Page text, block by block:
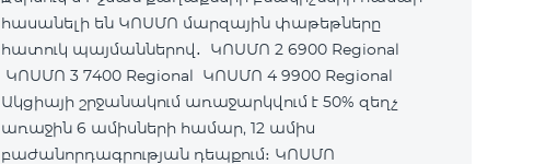
հասանելի են ԿՈՍՄՈ մարզային փաթեթները
հատուկ պայմաններով․ ԿՈՍՄՈ 2 6900 Regional
ԿՈՍՄՈ 3 7400 Regional ԿՈՍՄՈ 4 9900 Regional
Ակցիայի շրջանակում առաջարկվում է 50% զեղչ
առաջին 6 ամիսների համար, 12 ամիս
բաժանորդագրության դեպքում։ ԿՈՍՄՈ